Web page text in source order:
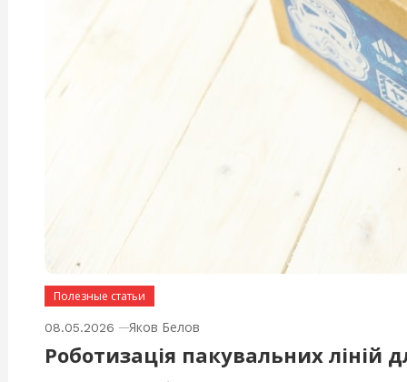
Полезные статьи
08.05.2026 Яков Белов
Роботизація пакувальних ліній